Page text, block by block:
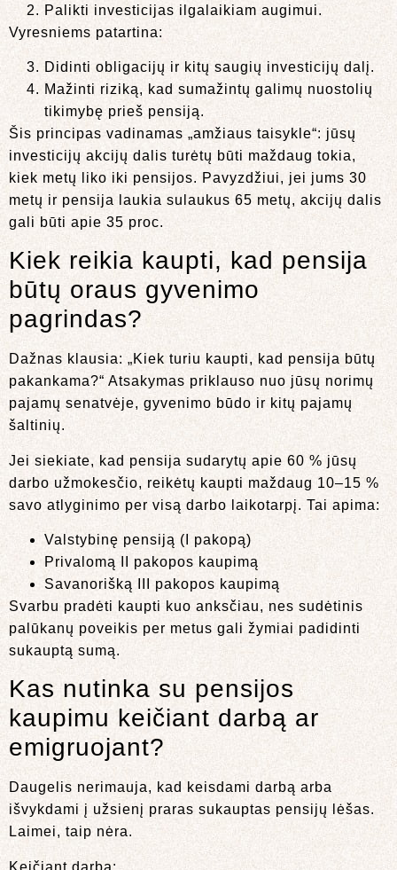
Palikti investicijas ilgalaikiam augimui.
Vyresniems patartina:
Didinti obligacijų ir kitų saugių investicijų dalį.
Mažinti riziką, kad sumažintų galimų nuostolių
tikimybę prieš pensiją.
Šis principas vadinamas „amžiaus taisykle“: jūsų
investicijų akcijų dalis turėtų būti maždaug tokia,
kiek metų liko iki pensijos. Pavyzdžiui, jei jums 30
metų ir pensija laukia sulaukus 65 metų, akcijų dalis
gali būti apie 35 proc.
Kiek reikia kaupti, kad pensija
būtų oraus gyvenimo
pagrindas?
Dažnas klausia: „Kiek turiu kaupti, kad pensija būtų
pakankama?“ Atsakymas priklauso nuo jūsų norimų
pajamų senatvėje, gyvenimo būdo ir kitų pajamų
šaltinių.
Jei siekiate, kad pensija sudarytų apie 60 % jūsų
darbo užmokesčio, reikėtų kaupti maždaug 10–15 %
savo atlyginimo per visą darbo laikotarpį. Tai apima:
Valstybinę pensiją (I pakopą)
Privalomą II pakopos kaupimą
Savanorišką III pakopos kaupimą
Svarbu pradėti kaupti kuo anksčiau, nes sudėtinis
palūkanų poveikis per metus gali žymiai padidinti
sukauptą sumą.
Kas nutinka su pensijos
kaupimu keičiant darbą ar
emigruojant?
Daugelis nerimauja, kad keisdami darbą arba
išvykdami į užsienį praras sukauptas pensijų lėšas.
Laimei, taip nėra.
Keičiant darbą: